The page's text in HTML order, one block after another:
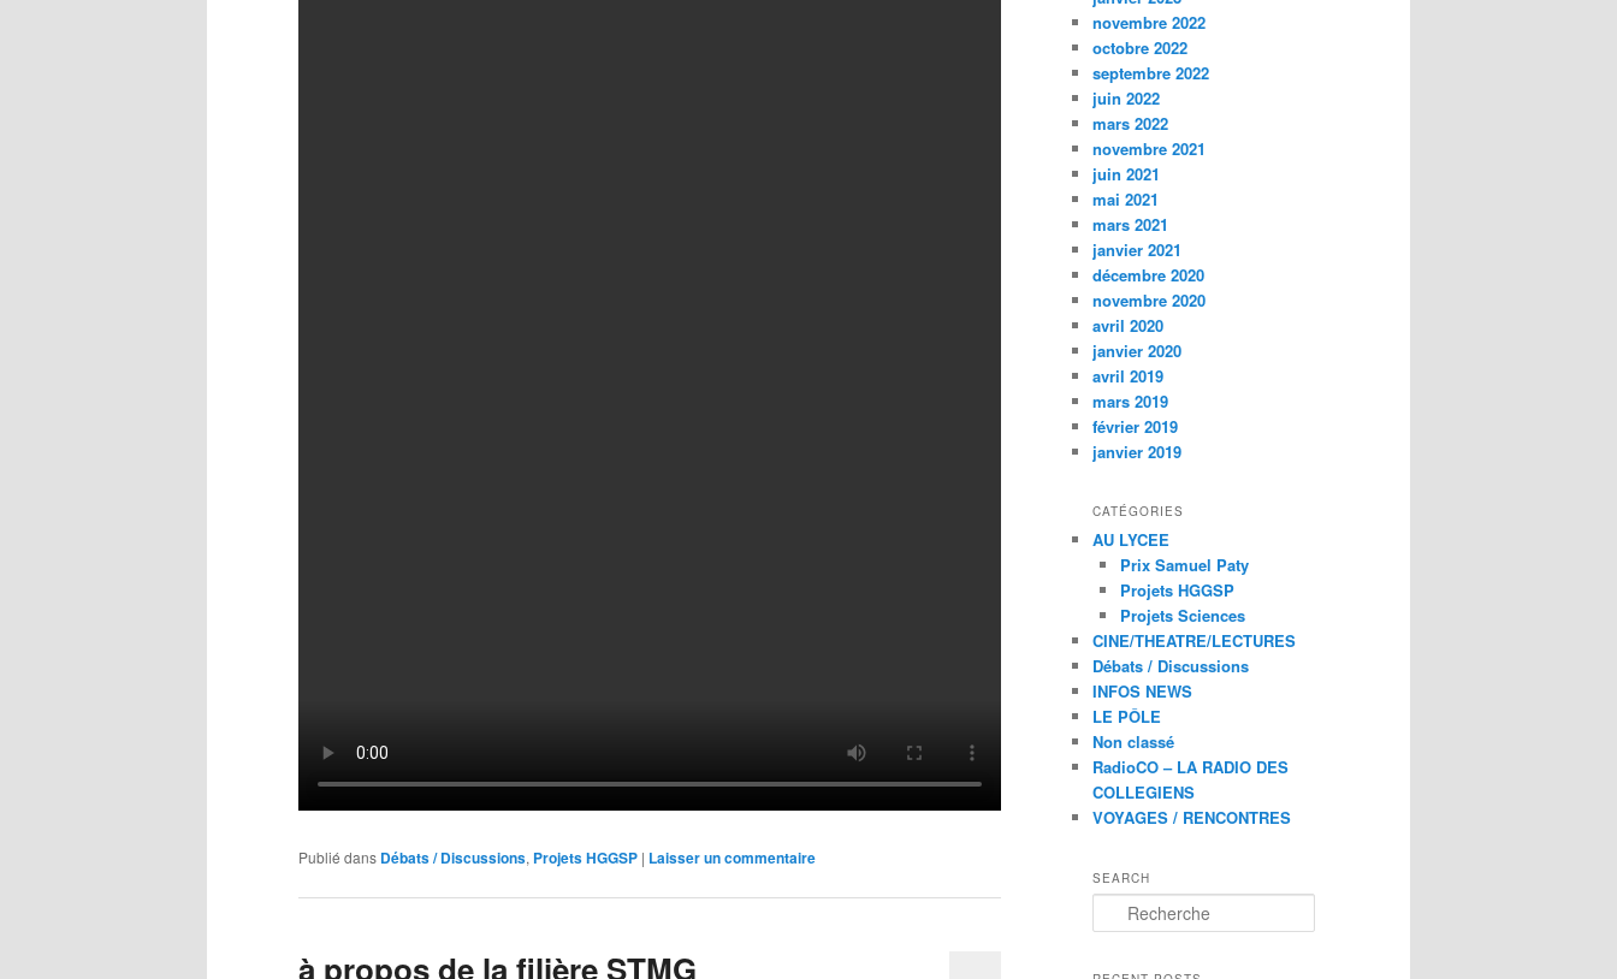
Publié dans Débats / Discussions, Projets HGGSP | Laisser un commentaire
à propos de la filière STMG
novembre 2022
octobre 2022
septembre 2022
juin 2022
mars 2022
novembre 2021
juin 2021
mai 2021
mars 2021
janvier 2021
décembre 2020
novembre 2020
avril 2020
janvier 2020
avril 2019
mars 2019
février 2019
janvier 2019
CATÉGORIES
AU LYCEE
Prix Samuel Paty
Projets HGGSP
Projets Sciences
CINE/THEATRE/LECTURES
Débats / Discussions
INFOS NEWS
LE PÔLE
Non classé
RadioCO – LA RADIO DES
COLLEGIENS
VOYAGES / RENCONTRES
SEARCH
e
h